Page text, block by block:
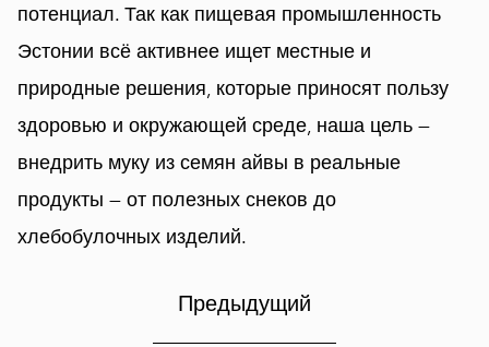
потенциал. Так как пищевая промышленность
Эстонии всё активнее ищет местные и
природные решения, которые приносят пользу
здоровью и окружающей среде, наша цель —
внедрить муку из семян айвы в реальные
продукты — от полезных снеков до
хлебобулочных изделий.
Предыдущий